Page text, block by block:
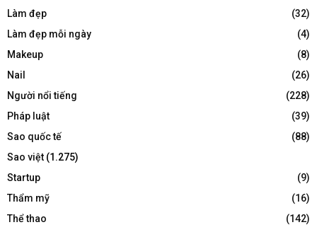
Làm đẹp
(32)
Làm đẹp mỗi ngày
(4)
Makeup
(8)
Nail
(26)
Người nổi tiếng
(228)
Pháp luật
(39)
Sao quốc tế
(88)
Sao việt (1.275)
Startup
(9)
Thẩm mỹ
(16)
Thể thao
(142)